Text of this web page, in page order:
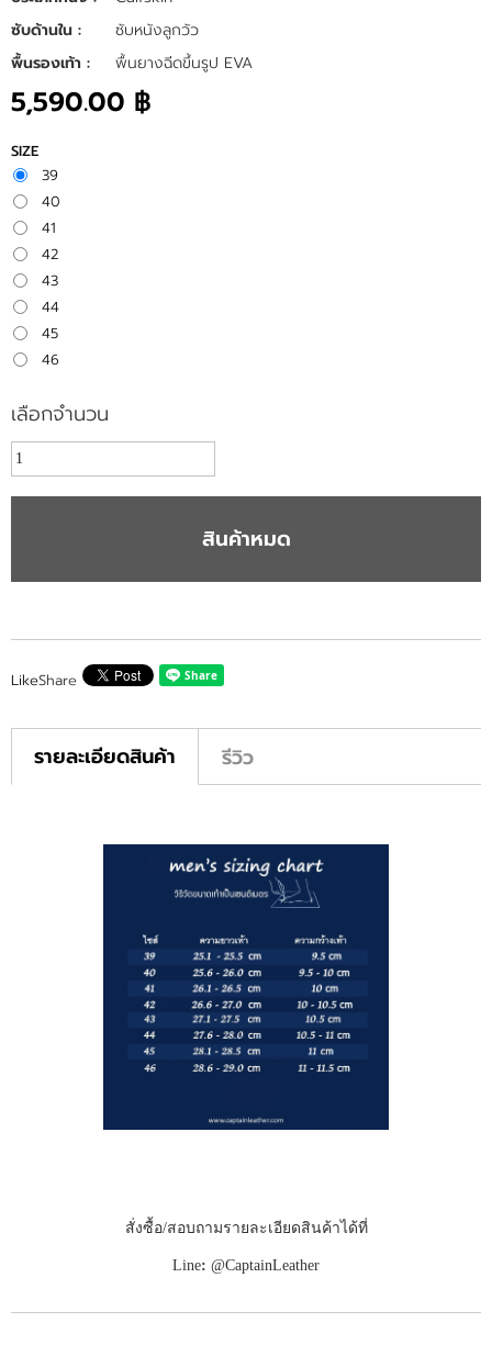
ซับด้านใน :
ซับหนังลูกวัว
พื้นรองเท้า :
พื้นยางฉีดขึ้นรูป EVA
5,590.00 ฿
SIZE
39
40
41
42
43
44
45
46
เลือกจำนวน
สินค้าหมด
LikeShare
รายละเอียดสินค้า รีวิว
สั่งซื้อ/สอบถามรายละเอียดสินค้าได้ที่
Line: @CaptainLeather